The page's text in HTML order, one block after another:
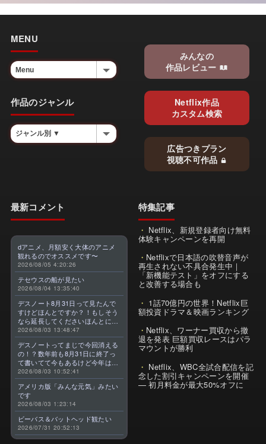
MENU
作品のジャンル
みんなの
作品レビュー
Netflix作品
カスタム検索
広告つきプラン
視聴不可作品
最新コメント
dアニメ、月額安く大体のアニメ
観れるのでオススメです〜
2026/08/05 4:20:26
テセウスの船が見たい
2026/08/04 13:35:40
デスノート8月31日って見たんで
すけどほんとですか？！もしそう
なら延長してくださいほんとに大
好きなんです😭
2026/08/03 13:48:47
デスノートってまじで今回消える
の！？数年前も8月31日に終了っ
て書いてて今もあるけど今年はま
じのやつ！？よくわからん！！で
きればなくならないでほしい！平
成アニメを振り返らせてくれっ
っ！！！！！！！
2026/08/03 10:52:41
アメリカ版「みんな元気」みたい
です
2026/08/03 1:23:14
ビーバス＆バットヘッド観たい
2026/07/31 20:52:13
特集記事
Netflix、新規登録者向け無料
体験キャンペーンを再開
Netflixで日本語の吹替音声が
再生されない不具合発生中｜
「新機能テスト」をオフにする
と改善する場合も
1話70億円の世界！Netflix巨
額投資ドラマ＆映画ランキング
Netflix、ワーナー買収から撤
退を発表 巨額買収レースはパラ
マウントが勝利
Netflix、WBC全試合配信を記
念した割引キャンペーンを開催
— 初月料金が最大50%オフに